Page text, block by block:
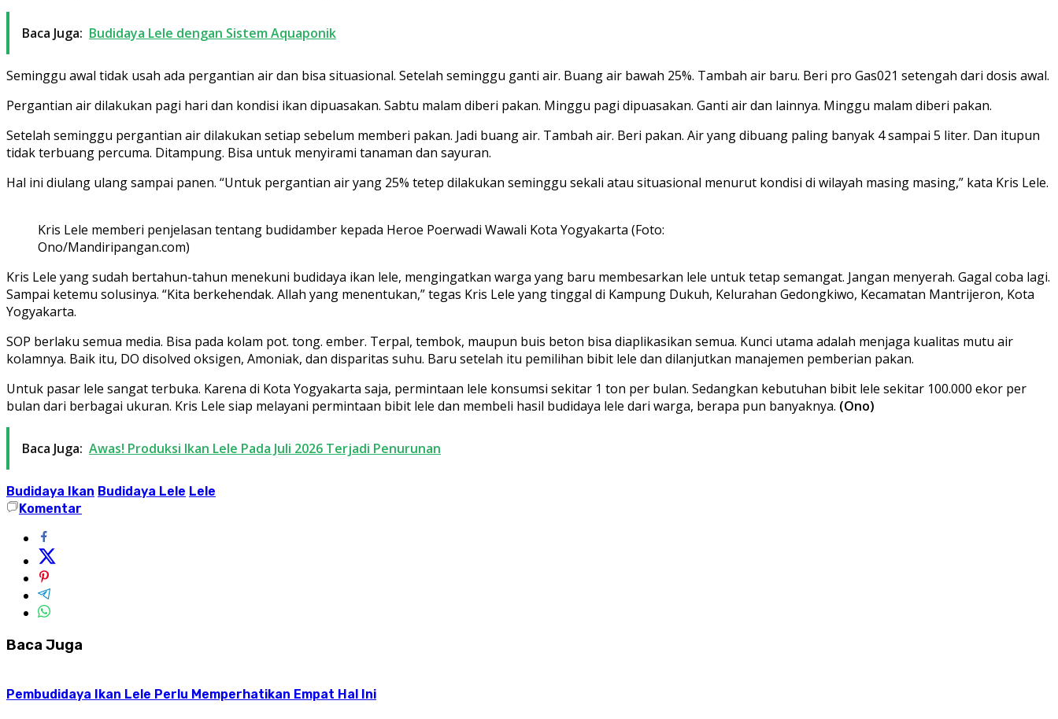
Baca Juga: Budidaya Lele dengan Sistem Aquaponik
Seminggu awal tidak usah ada pergantian air dan bisa situasional. Setelah seminggu ganti air. Buang air bawah 25%. Tambah air baru. Beri pro Gas021 setengah dari dosis awal.
Pergantian air dilakukan pagi hari dan kondisi ikan dipuasakan. Sabtu malam diberi pakan. Minggu pagi dipuasakan. Ganti air dan lainnya. Minggu malam diberi pakan.
Setelah seminggu pergantian air dilakukan setiap sebelum memberi pakan. Jadi buang air. Tambah air. Beri pakan. Air yang dibuang paling banyak 4 sampai 5 liter. Dan itupun
tidak terbuang percuma. Ditampung. Bisa untuk menyirami tanaman dan sayuran.
Hal ini diulang ulang sampai panen. “Untuk pergantian air yang 25% tetep dilakukan seminggu sekali atau situasional menurut kondisi di wilayah masing masing,” kata Kris Lele.
Kris Lele memberi penjelasan tentang budidamber kepada Heroe Poerwadi Wawali Kota Yogyakarta (Foto:
Ono/Mandiripangan.com)
Kris Lele yang sudah bertahun-tahun menekuni budidaya ikan lele, mengingatkan warga yang baru membesarkan lele untuk tetap semangat. Jangan menyerah. Gagal coba lagi.
Sampai ketemu solusinya. “Kita berkehendak. Allah yang menentukan,” tegas Kris Lele yang tinggal di Kampung Dukuh, Kelurahan Gedongkiwo, Kecamatan Mantrijeron, Kota
Yogyakarta.
SOP berlaku semua media. Bisa pada kolam pot. tong. ember. Terpal, tembok, maupun buis beton bisa diaplikasikan semua. Kunci utama adalah menjaga kualitas mutu air
kolamnya. Baik itu, DO disolved oksigen, Amoniak, dan disparitas suhu. Baru setelah itu pemilihan bibit lele dan dilanjutkan manajemen pemberian pakan.
Untuk pasar lele sangat terbuka. Karena di Kota Yogyakarta saja, permintaan lele konsumsi sekitar 1 ton per bulan. Sedangkan kebutuhan bibit lele sekitar 100.000 ekor per
bulan dari berbagai ukuran. Kris Lele siap melayani permintaan bibit lele dan membeli hasil budidaya lele dari warga, berapa pun banyaknya. (Ono)
Baca Juga: Awas! Produksi Ikan Lele Pada Juli 2026 Terjadi Penurunan
Budidaya Ikan Budidaya Lele Lele
Komentar
Baca Juga
Pembudidaya Ikan Lele Perlu Memperhatikan Empat Hal Ini